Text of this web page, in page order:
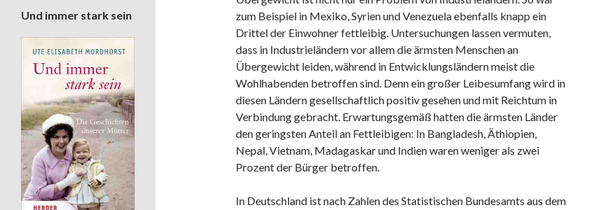
zum Beispiel in Mexiko, Syrien und Venezuela ebenfalls knapp ein
Drittel der Einwohner fettleibig. Untersuchungen lassen vermuten,
dass in Industrieländern vor allem die ärmsten Menschen an
Übergewicht leiden, während in Entwicklungsländern meist die
Wohlhabenden betroffen sind. Denn ein großer Leibesumfang wird in
diesen Ländern gesellschaftlich positiv gesehen und mit Reichtum in
Verbindung gebracht. Erwartungsgemäß hatten die ärmsten Länder
den geringsten Anteil an Fettleibigen: In Bangladesh, Äthiopien,
Nepal, Vietnam, Madagaskar und Indien waren weniger als zwei
Prozent der Bürger betroffen.
In Deutschland ist nach Zahlen des Statistischen Bundesamts aus dem
Und immer stark sein